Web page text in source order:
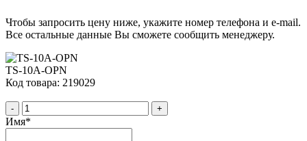
Чтобы запросить цену ниже, укажите номер телефона и e-mail.
Все остальные данные Вы сможете сообщить менеджеру.
TS-10A-OPN
Код товара: 219029
- +
Имя*